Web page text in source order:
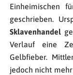
Einheimischen
geschrieben.
Sklavenhandel
Verlauf eine
Gelbfieber.
jedoch nicht